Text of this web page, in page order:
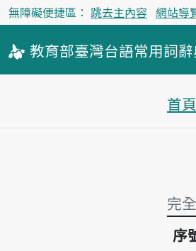
無障礙便捷區： 跳去主內容 網站導
教育部臺灣台語常用詞
首頁
完
序